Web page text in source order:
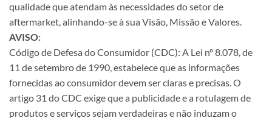
qualidade que atendam às necessidades do setor de
aftermarket, alinhando-se à sua Visão, Missão e Valores.
AVISO:
Código de Defesa do Consumidor (CDC): A Lei nº 8.078, de
11 de setembro de 1990, estabelece que as informações
fornecidas ao consumidor devem ser claras e precisas. O
artigo 31 do CDC exige que a publicidade e a rotulagem de
produtos e serviços sejam verdadeiras e não induzam o